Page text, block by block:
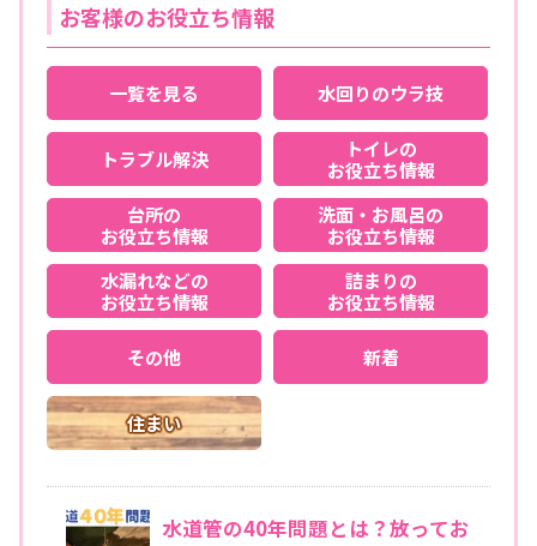
お客様のお役立ち情報
一覧を見る 水回りのウラ技
トラブル解決
トイレの
お役立ち情報
台所の
お役立ち情報
洗面・お風呂の
お役立ち情報
水漏れなどの
お役立ち情報
詰まりの
お役立ち情報
その他 新着
住まい
水道管の40年問題とは？放ってお